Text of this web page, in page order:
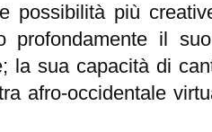
possibilità più
profondamente il
la sua capacità di
afro-occidentale